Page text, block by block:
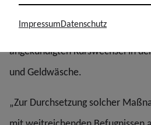
Buckenhofer, stellvertretender
Bezirks Bundespolizei | Zoll und
angekündigten Kurswechsel in
und Geldwäsche.
„Zur Durchsetzung solcher
ImpressumDatenschutz